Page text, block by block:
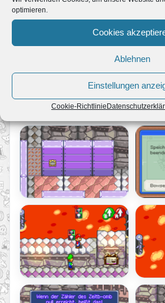
optimieren.
Cookies
Ablehnen
Einstellungen
Cookie-Richtlinie